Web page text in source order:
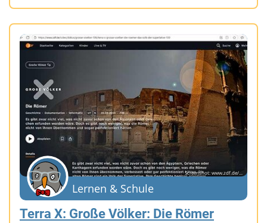
Screenshot: www.zdf.de/...
Lernen & Schule
Terra X: Große Völker: Die Römer